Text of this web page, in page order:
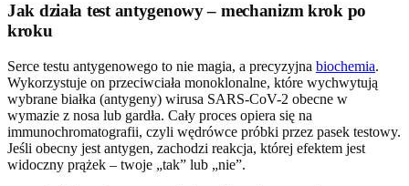
Jak działa test antygenowy – mechanizm krok po
kroku
Serce testu antygenowego to nie magia, a precyzyjna biochemia.
Wykorzystuje on przeciwciała monoklonalne, które wychwytują
wybrane białka (antygeny) wirusa SARS-CoV-2 obecne w
wymazie z nosa lub gardła. Cały proces opiera się na
immunochromatografii, czyli wędrówce próbki przez pasek testowy.
Jeśli obecny jest antygen, zachodzi reakcja, której efektem jest
widoczny prążek – twoje „tak” lub „nie”.